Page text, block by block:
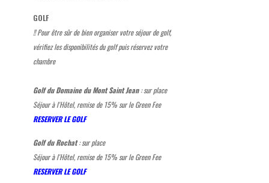
GOLF
!! Pour être sûr de bien organiser votre séjour de golf,
vérifiez les disponibilités du golf puis réservez votre
chambre
Golf du Domaine du Mont Saint Jean: sur place
Séjour à l'Hôtel, remise de 15% sur le Green Fee
RESERVER LE GOLF
Golf du Rochat: sur place
Séjour à l'Hôtel, remise de 15% sur le Green Fee
RESERVER LE GOLF